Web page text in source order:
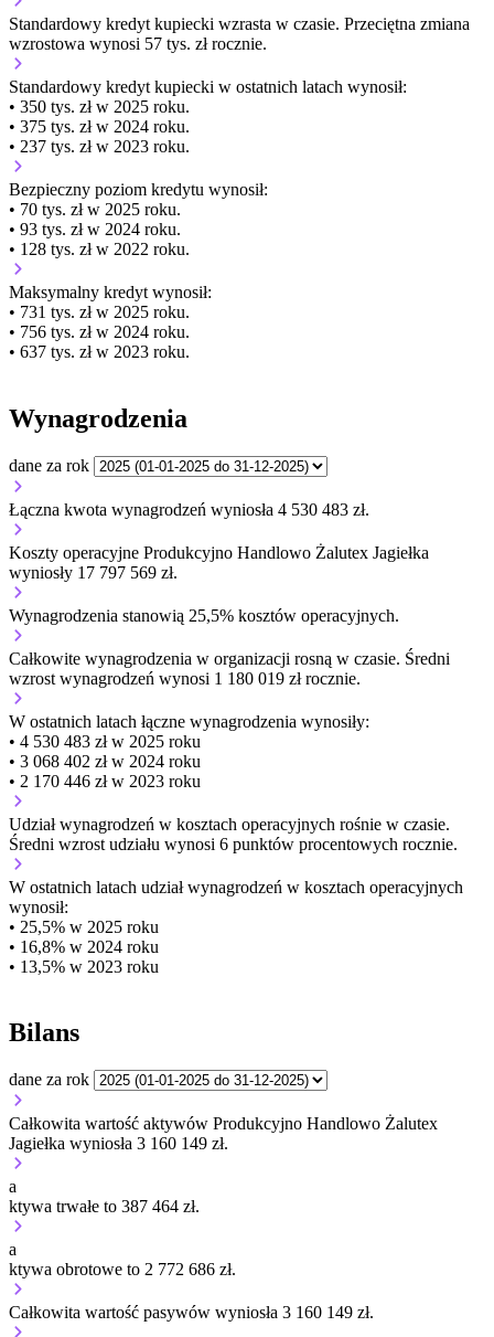
Standardowy kredyt kupiecki wzrasta w czasie. Przeciętna zmiana
wzrostowa wynosi 57 tys. zł rocznie.
Standardowy kredyt kupiecki w ostatnich latach wynosił:
• 350 tys. zł w 2025 roku.
• 375 tys. zł w 2024 roku.
• 237 tys. zł w 2023 roku.
Bezpieczny poziom kredytu wynosił:
• 70 tys. zł w 2025 roku.
• 93 tys. zł w 2024 roku.
• 128 tys. zł w 2022 roku.
Maksymalny kredyt wynosił:
• 731 tys. zł w 2025 roku.
• 756 tys. zł w 2024 roku.
• 637 tys. zł w 2023 roku.
Wynagrodzenia
dane za rok
Łączna kwota wynagrodzeń wyniosła 4 530 483 zł.
Koszty operacyjne Produkcyjno Handlowo Żalutex Jagiełka
wyniosły 17 797 569 zł.
Wynagrodzenia stanowią 25,5% kosztów operacyjnych.
Całkowite wynagrodzenia w organizacji rosną w czasie. Średni
wzrost wynagrodzeń wynosi 1 180 019 zł rocznie.
W ostatnich latach łączne wynagrodzenia wynosiły:
• 4 530 483 zł w 2025 roku
• 3 068 402 zł w 2024 roku
• 2 170 446 zł w 2023 roku
Udział wynagrodzeń w kosztach operacyjnych rośnie w czasie.
Średni wzrost udziału wynosi 6 punktów procentowych rocznie.
W ostatnich latach udział wynagrodzeń w kosztach operacyjnych
wynosił:
• 25,5% w 2025 roku
• 16,8% w 2024 roku
• 13,5% w 2023 roku
Bilans
dane za rok
Całkowita wartość aktywów Produkcyjno Handlowo Żalutex
Jagiełka wyniosła 3 160 149 zł.
a
ktywa trwałe to 387 464 zł.
a
ktywa obrotowe to 2 772 686 zł.
Całkowita wartość pasywów wyniosła 3 160 149 zł.